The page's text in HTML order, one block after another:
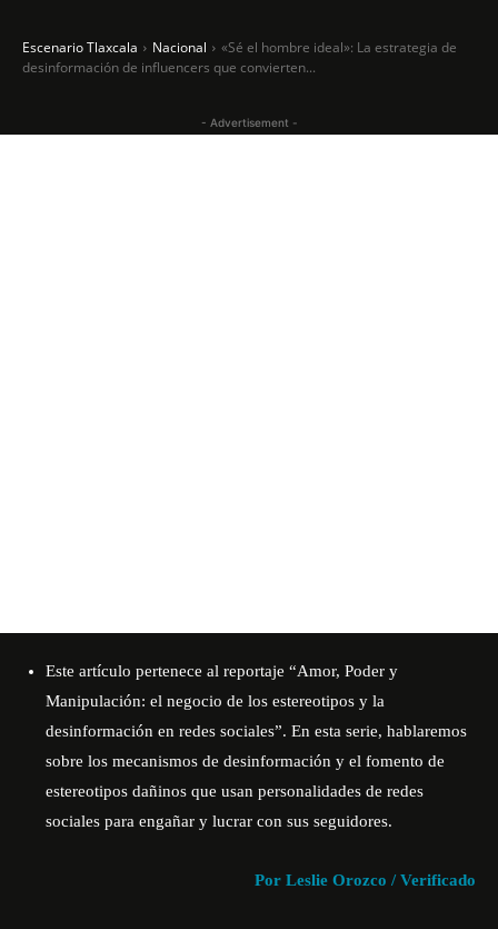
Escenario Tlaxcala Nacional
«Sé el hombre ideal»: La estrategia de
desinformación de influencers que convierten...
- Advertisement -
Este artículo pertenece al reportaje “Amor, Poder y
Manipulación: el negocio de los estereotipos y la
desinformación en redes sociales”. En esta serie, hablaremos
sobre los mecanismos de desinformación y el fomento de
estereotipos dañinos que usan personalidades de redes
sociales para engañar y lucrar con sus seguidores.
Por Leslie Orozco / Verificado